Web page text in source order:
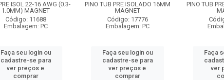
ISOL 22-16 AWG (0.3-
1.0MM) MAGNET
Código: 11688
Embalagem: PC
Faça seu login ou
cadastre-se para
ver preços e
comprar
PINO TUB PRE ISOLADO 16MM
MAGNET
Código: 17776
Embalagem: PC
Faça seu login ou
cadastre-se para
ver preços e
comprar
PINO TUB
Faça
ver